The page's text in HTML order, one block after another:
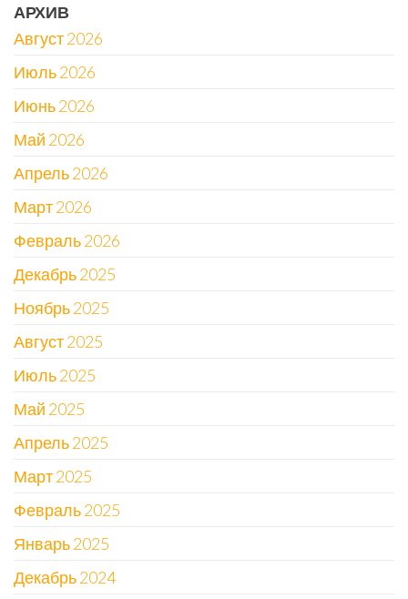
АРХИВ
Август 2026
Июль 2026
Июнь 2026
Май 2026
Апрель 2026
Март 2026
Февраль 2026
Декабрь 2025
Ноябрь 2025
Август 2025
Июль 2025
Май 2025
Апрель 2025
Март 2025
Февраль 2025
Январь 2025
Декабрь 2024